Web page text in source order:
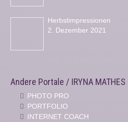
Herbstimpressionen
2. Dezember 2021
Andere Portale / IRYNA MATHES
PHOTO PRO
PORTFOLIO
INTERNET COACH